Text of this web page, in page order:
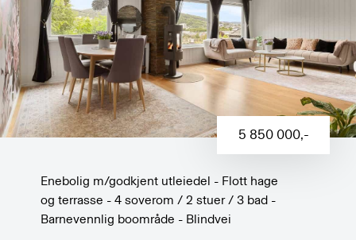
5 850 000,-
Enebolig m/godkjent utleiedel - Flott hage
og terrasse - 4 soverom / 2 stuer / 3 bad -
Barnevennlig boområde - Blindvei